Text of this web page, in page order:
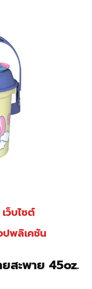
เว็บไซต์
ปพลิเคชัน
สะพาย 45oz.